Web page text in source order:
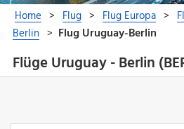
Flüge Uruguay - Berlin